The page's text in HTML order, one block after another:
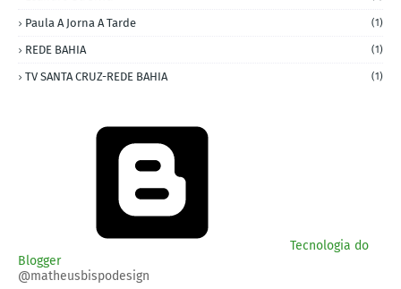
Paula A Jorna A Tarde (1)
REDE BAHIA (1)
TV SANTA CRUZ-REDE BAHIA (1)
Tecnologia do
Blogger
@matheusbispodesign